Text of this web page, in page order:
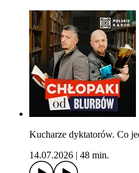
Kucharze dyktatorów. Co
14.07.2026
48 min.